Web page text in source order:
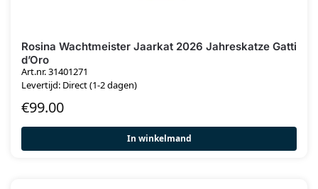
Rosina Wachtmeister Jaarkat 2026 Jahreskatze Gatti
d’Oro
Art.nr. 31401271
Levertijd: Direct (1-2 dagen)
€99.00
In winkelmand